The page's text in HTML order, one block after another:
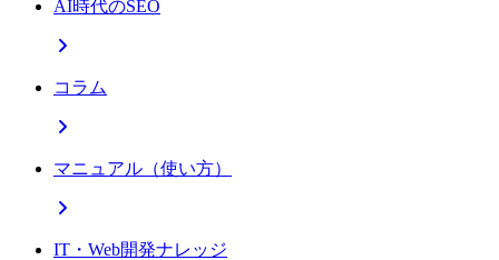
AI時代のSEO
コラム
マニュアル（使い方）
IT・Web開発ナレッジ